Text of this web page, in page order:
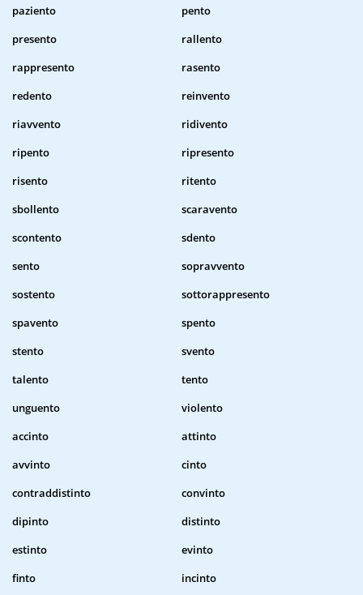
paziento
pento
presento
rallento
rappresento
rasento
redento
reinvento
riavvento
ridivento
ripento
ripresento
risento
ritento
sbollento
scaravento
scontento
sdento
sento
sopravvento
sostento
sottorappresento
spavento
spento
stento
svento
talento
tento
unguento
violento
accinto
attinto
avvinto
cinto
contraddistinto
convinto
dipinto
distinto
estinto
evinto
finto
incinto